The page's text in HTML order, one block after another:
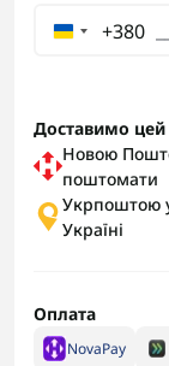
+380
Доставимо цей
Новою
поштомати
Укрпоштою
Україні
Оплата
NovaPay